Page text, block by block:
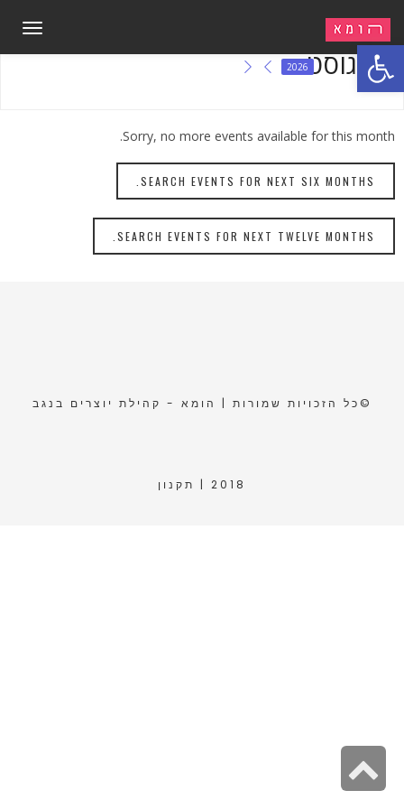
פתח סרגל נגישות
אוגוסט2026
Sorry, no more events available for this month.
SEARCH EVENTS FOR NEXT SIX MONTHS.
SEARCH EVENTS FOR NEXT TWELVE MONTHS.
©כל הזכויות שמורות | הומא - קהילת יוצרים בנגב
2018 | תקנון
לראש